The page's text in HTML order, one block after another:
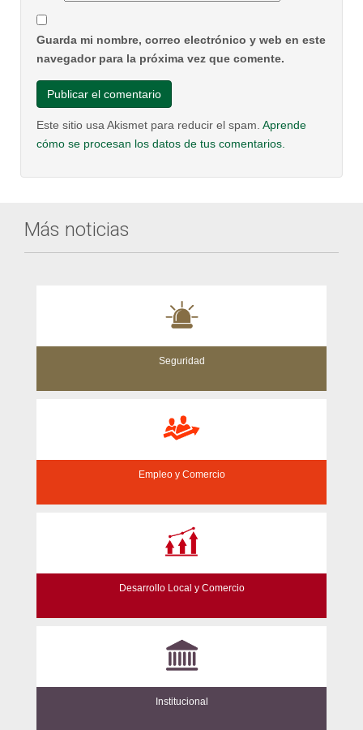
Guarda mi nombre, correo electrónico y web en este
navegador para la próxima vez que comente.
Este sitio usa Akismet para reducir el spam. Aprende
cómo se procesan los datos de tus comentarios.
Más noticias
Seguridad
Empleo y Comercio
Desarrollo Local y Comercio
Institucional